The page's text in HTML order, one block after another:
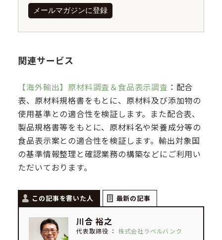
メールマガジンに登録
関連サービス
【海外輸出】原材料調査＆食品表示調査 ：配合
表、原材料規格書をもとに、原材料及び添加物の
使用基準との適合性を検証します。また配合表、
製品規格書等をもとに、原材料名や栄養成分等の
食品表示案との適合性を検証します。輸出対象国
の基準情報整理と確認業務の構築などにご利用い
ただいております。
この記事を書いた人 最新の記事
川合 裕之
代表取締役 ： 株式会社ラベルバンク